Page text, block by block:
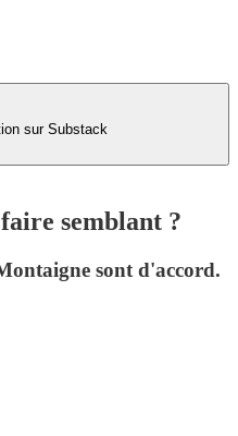
sur Substack
semblant ?
sont d'accord.